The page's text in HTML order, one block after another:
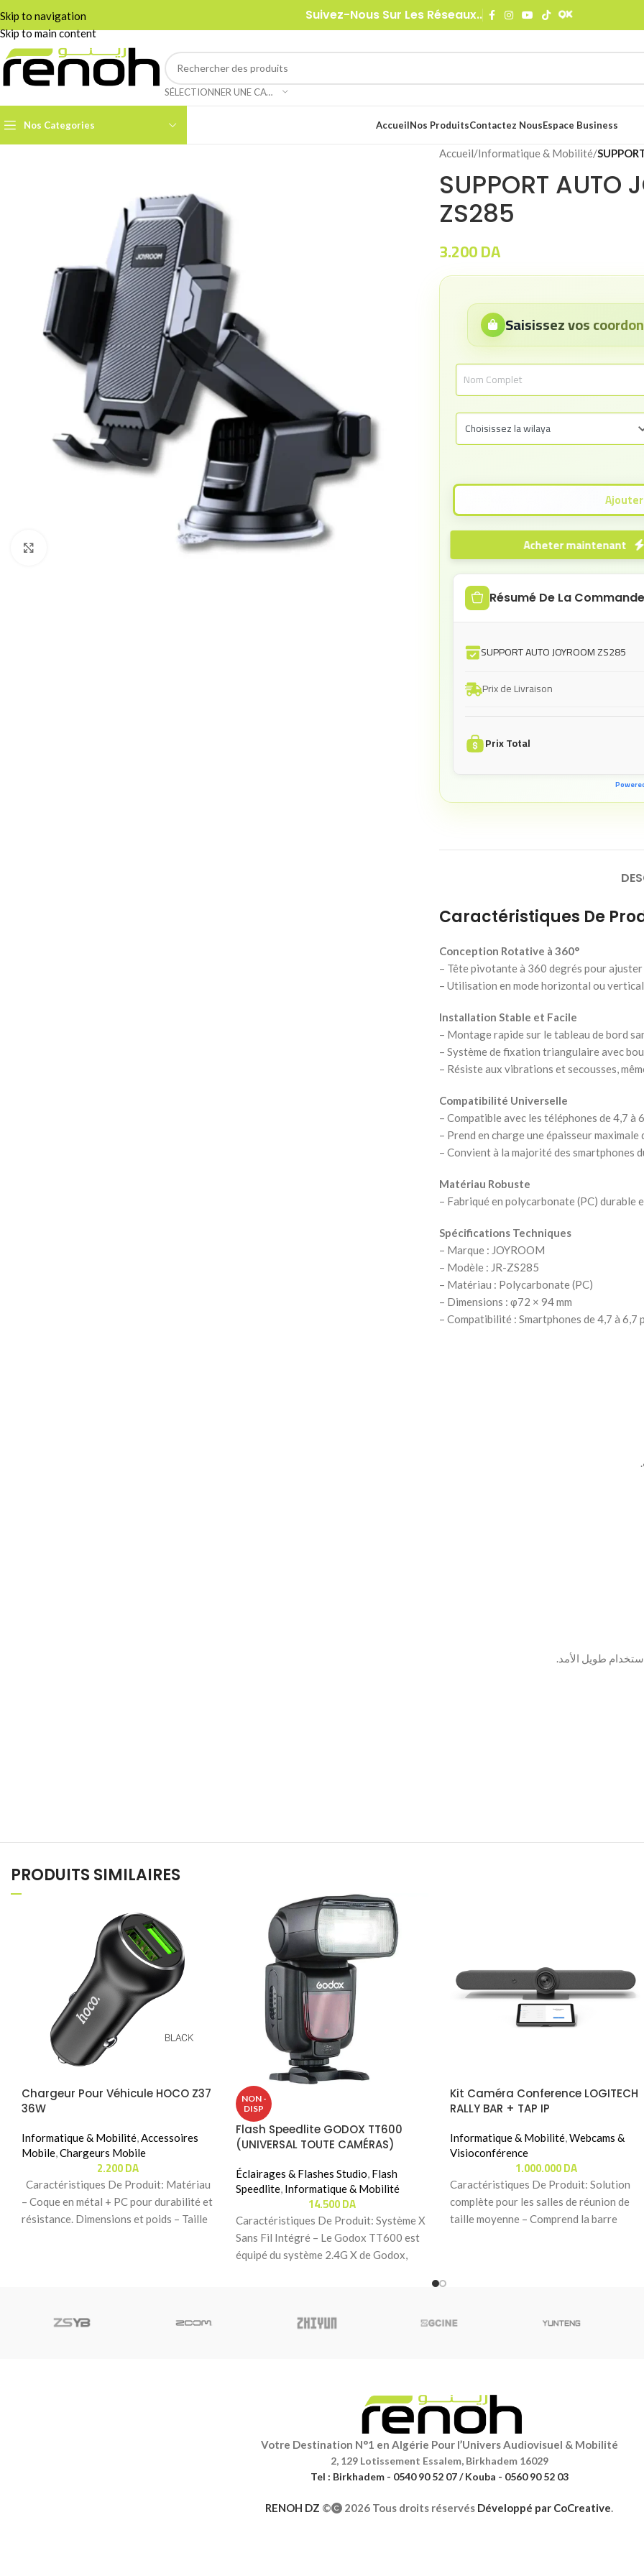
Skip to navigation
Skip to main content
Suivez-Nous Sur Les Réseaux..
SÉLECTIONNER UNE CATÉGORIE
Nos Categories
Adaptateurs &
Convertisseurs
Câbles Audio
Câbles Data & Réseau
Câbles Video
Cages & Grips Smartphone
Cartes de Capture Audio /
AccueilNos ProduitsContactez NousEspace Business
Accueil/Informatique & Mobilité/
SUPPORT AUTO
ZS285
3.200DA
Saisissez vos
Résumé De La Commande
SUPPORT AUTO JOYROOM ZS285
Prix de Livraison
Prix Total
Caractéristiques De
Conception Rotative à 360°
– Tête pivotante à 360 degrés pour ajuster
– Utilisation en mode horizontal ou vertical
Installation Stable et Facile
– Montage rapide sur le tableau de bord
– Système de fixation triangulaire avec
– Résiste aux vibrations et secousses,
Compatibilité Universelle
– Compatible avec les téléphones de 4,7 à
– Prend en charge une épaisseur maximale
– Convient à la majorité des smartphones
Matériau Robuste
– Fabriqué en polycarbonate (PC) durable
Spécifications Techniques
– Marque : JOYROOM
– Modèle : JR-ZS285
– Matériau : Polycarbonate (PC)
– Dimensions : φ72 × 94 mm
– Compatibilité : Smartphones de 4,7 à 6,7
PRODUITS SIMILAIRES
Chargeur Pour Véhicule HOCO Z37
36W
Informatique & Mobilité Accessoires
Mobile Chargeurs Mobile
2.200DA
Caractéristiques De Produit: Matériau
– Coque en métal + PC pour durabilité et
résistance. Dimensions et poids – Taille
NON -
DISP
Flash Speedlite GODOX TT600
(UNIVERSAL TOUTE CAMÉRAS)
Éclairages & Flashes Studio Flash
Speedlite Informatique & Mobilité
14.500DA
Caractéristiques De Produit: Système X
Sans Fil Intégré – Le Godox TT600 est
équipé du système 2.4G X de Godox,
Kit Caméra Conference LOGITECH
RALLY BAR + TAP IP
Informatique & Mobilité Webcams &
Visioconférence
1.000.000DA
Caractéristiques De Produit: Solution
complète pour les salles de réunion de
taille moyenne – Comprend la barre
Votre Destination N°1 en Algérie Pour l’Univers Audiovisuel & Mobilité
2, 129 Lotissement Essalem, Birkhadem 16029
Tel : Birkhadem - 0540 90 52 07 / Kouba - 0560 90 52 03
RENOH DZ © 2026 Tous droits réservés Développé par CoCreative.